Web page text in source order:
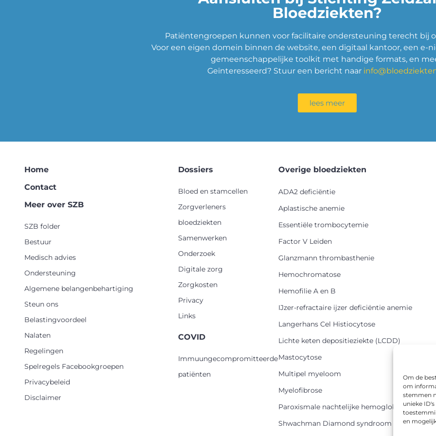
Om de
om
stemmen
unieke
en
Bloedziekten?
Patiëntengroepen kunnen voor facilitaire ondersteuning terecht bij
Voor een eigen domein binnen de website, een digitaal kantoor, een e-
gemeenschappelijke toolkit met handige formats, en
Geïnteresseerd? Stuur een bericht naar
lees meer
Home
Contact
Meer over SZB
SZB folder
Bestuur
Medisch advies
Ondersteuning
Algemene belangenbehartiging
Steun ons
Belastingvoordeel
Nalaten
Regelingen
Spelregels Facebookgroepen
Privacybeleid
Disclaimer
Dossiers
Bloed en stamcellen
Zorgverleners
bloedziekten
Samenwerken
Onderzoek
Digitale zorg
Zorgkosten
Privacy
Links
COVID
Immuungecompromitteerde
patiënten
Overige bloedziekten
ADA2 deficiëntie
Aplastische anemie
Essentiële trombocytemie
Factor V Leiden
Glanzmann thrombasthenie
Hemochromatose
Hemofilie A en B
IJzer-refractaire ijzer deficiëntie anemie
Langerhans Cel Histiocytose
Lichte keten depositieziekte (LCDD)
Mastocytose
Multipel myeloom
Myelofibrose
Paroxismale nachtelijke hemoglobinurie
Shwachman Diamond syndroom